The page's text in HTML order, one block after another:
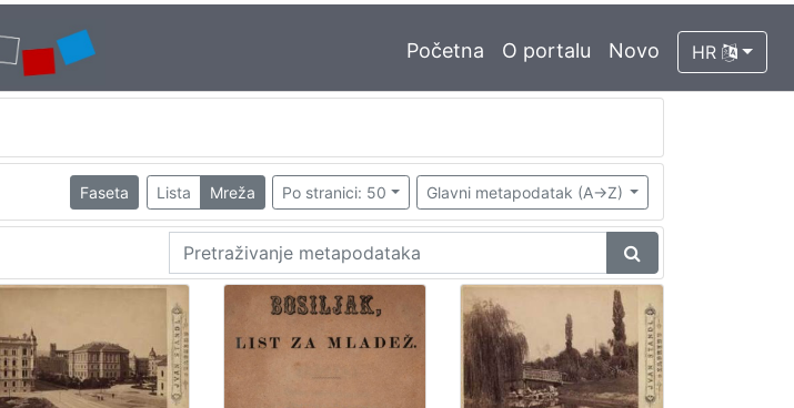
Početna O portalu Novo HR
Faseta Lista Mreža Po stranici: 50 Glavni metapodatak (A->Z)